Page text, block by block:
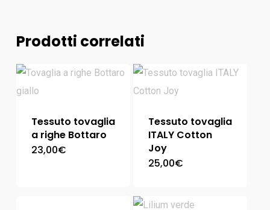
Prodotti correlati
Tessuto tovaglia
a righe Bottaro
23,00€
Tessuto tovaglia
ITALY Cotton
Joy
25,00€